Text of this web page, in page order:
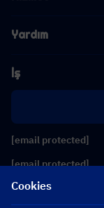
Yardım
İş
[email protected]
[email protected]
Bizi takip edin
Cookies